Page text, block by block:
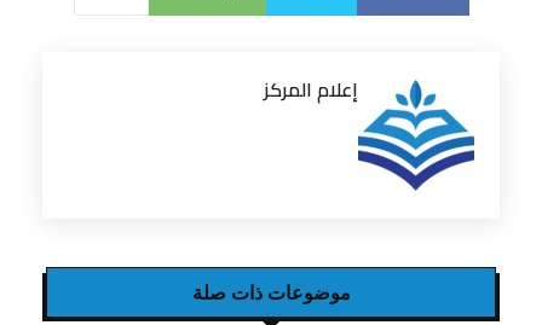
إعلام المركز
موضوعات ذات صلة